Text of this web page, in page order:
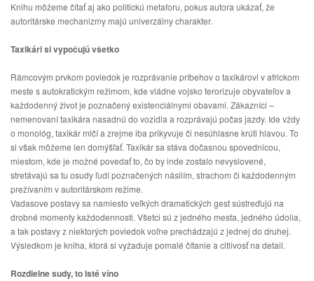
Knihu môžeme čítať aj ako politickú metaforu, pokus autora ukázať, že
autoritárske mechanizmy majú univerzálny charakter.
Taxikári si vypočujú všetko
Rámcovým prvkom poviedok je rozprávanie príbehov o taxikárovi v africkom
meste s autokratickým režimom, kde vládne vojsko terorizuje obyvateľov a
každodenný život je poznačený existenciálnymi obavami. Zákazníci –
nemenovaní taxikára nasadnú do vozidla a rozprávajú počas jazdy. Ide vždy
o monológ, taxikár mlčí a zrejme iba prikyvuje či nesúhlasne krúti hlavou. To
si však môžeme len domýšľať. Taxikár sa stáva dočasnou spovednicou,
miestom, kde je možné povedať to, čo by inde zostalo nevyslovené,
stretávajú sa tu osudy ľudí poznačených násilím, strachom či každodenným
prežívaním v autoritárskom režime.
Vadasove postavy sa namiesto veľkých dramatických gest sústreďujú na
drobné momenty každodennosti. Všetci sú z jedného mesta, jedného údolia,
a tak postavy z niektorých poviedok voľne prechádzajú z jednej do druhej.
Výsledkom je kniha, ktorá si vyžaduje pomalé čítanie a citlivosť na detail.
Rozdielne sudy, to isté víno